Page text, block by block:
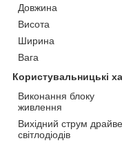
Довжина
Висота
Ширина
Вага
Користувальницькі
Виконання блоку
живлення
Вихідний струм
світлодіодів